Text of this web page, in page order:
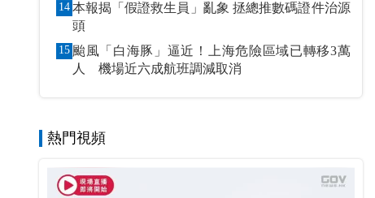
14 本報揭「假證救生員」亂象 拯總推數碼證件治源
頭
15 颱風「白海豚」逼近！上海危險區域已轉移3萬
人 機場近六成航班調減取消
熱門視頻